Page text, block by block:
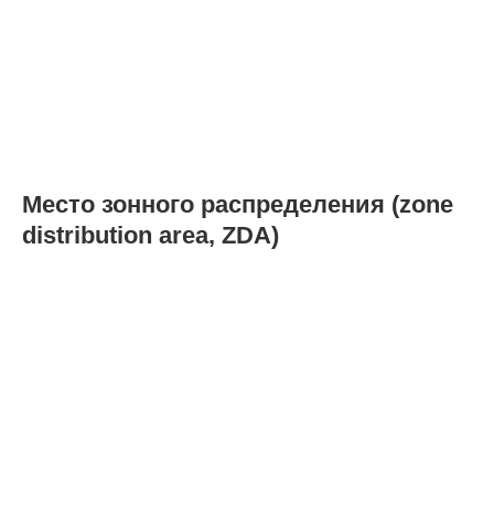
Место зонного распределения (zone
distribution area, ZDA)